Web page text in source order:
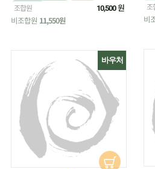
조
비
냉장
조합원 10,500원
비조합원 11,550원
바우처